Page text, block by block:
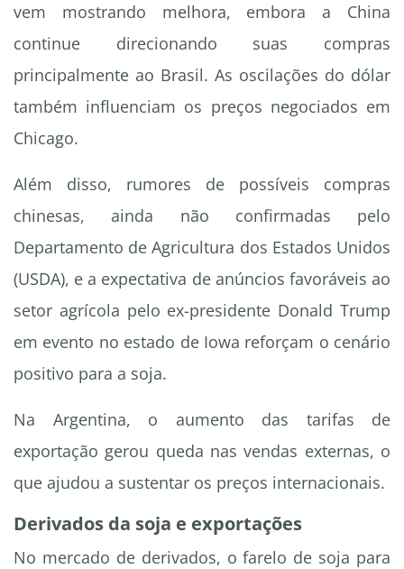
vem mostrando melhora, embora a China
continue direcionando suas compras
principalmente ao Brasil. As oscilações do dólar
também influenciam os preços negociados em
Chicago.
Além disso, rumores de possíveis compras
chinesas, ainda não confirmadas pelo
Departamento de Agricultura dos Estados Unidos
(USDA), e a expectativa de anúncios favoráveis ao
setor agrícola pelo ex-presidente Donald Trump
em evento no estado de Iowa reforçam o cenário
positivo para a soja.
Na Argentina, o aumento das tarifas de
exportação gerou queda nas vendas externas, o
que ajudou a sustentar os preços internacionais.
Derivados da soja e exportações
No mercado de derivados, o farelo de soja para